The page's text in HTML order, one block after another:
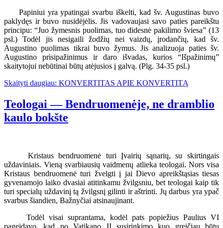
Papiniui yra ypatingai svarbu iškelti, kad šv. Augustinas buvo
paklydęs ir buvo nusidėjėlis. Jis vadovaujasi savo paties pareikštu
principu: “Juo žymesnis puolimas, tuo didesnė pakilimo šviesa” (13
psl.) Todėl jis nesigaili žodžių nei vaizdų, įrodančių, kad šv.
Augustino puolimas tikrai buvo žymus. Jis analizuoja paties šv.
Augustino prisipažinimus ir daro išvadas, kurios “Išpažinimų”
skaitytojui nebūtinai būtų atėjusios į galvą. (Plg. 34-35 psl.)
Skaityti daugiau: KONVERTITAS APIE KONVERTITĄ
Teologai — Bendruomenėje, ne dramblio
kaulo bokšte
Kristaus bendruomenė turi Įvairių sąnarių, su skirtingais
uždaviniais. Vieną svarbiausių vaidmenų atlieka teologai. Nors visa
Kristaus bendruomenė turi žvelgti į jai Dievo apreikštąsias tiesas
gyvenamojo laiko dvasiai atitinkamu žvilgsniu, bet teologai kaip tik
turi specialų uždavinį tą žvilgsnį gilinti ir aštrinti. Jų darbus yra ypač
svarbus šiandien, Bažnyčiai atsinaujinant.
Todėl visai suprantama, kodėl pats popiežius Paulius VI
pageidavo, kad po Vatikano II susirinkimo kuo greičiau būtų